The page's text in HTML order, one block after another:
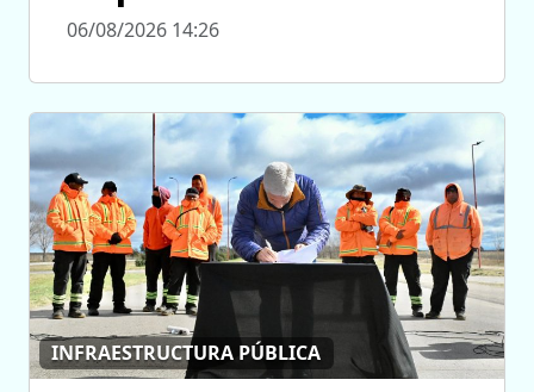
06/08/2026 14:26
INFRAESTRUCTURA PÚBLICA